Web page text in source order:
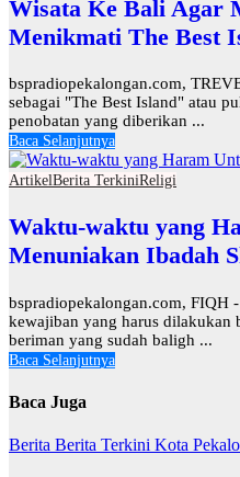
Wisata Ke Bali Agar
Menikmati The Best
bspradiopekalongan.com,
sebagai "The Best Island" atau
penobatan yang diberikan ...
Baca Selanjutnya
ArtikelBerita TerkiniReligi
Waktu-waktu yang
Menuniakan Ibadah
bspradiopekalongan.com, FIQH
kewajiban yang harus dilakukan
beriman yang sudah baligh ...
Baca Selanjutnya
Baca Juga
Berita Berita Terkini Kota